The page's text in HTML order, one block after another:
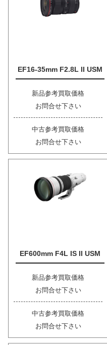
EF16-35mm F2.8L II USM
新品参考買取価格
お問合せ下さい
中古参考買取価格
お問合せ下さい
EF600mm F4L IS II USM
新品参考買取価格
お問合せ下さい
中古参考買取価格
お問合せ下さい